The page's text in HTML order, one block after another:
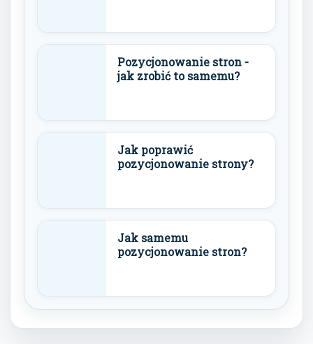
Pozycjonowanie stron -
jak zrobić to samemu?
Jak poprawić
pozycjonowanie strony?
Jak samemu
pozycjonowanie stron?